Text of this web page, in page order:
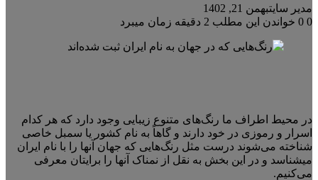
مدیر سایتبهمن 21, 1402
0
خواندن این مطلب 2 دقیقه زمان میبرد
در محیط اطراف ما رنگ‌های متنوع زیبایی وجود دارد که هر کدام
اسرار و رموزی در خود دارند و گاهاً به نام کشور یا سمبل خاصی
شناخته می‌شوند درست مثل رنگ‌هایی که جهان آنها را با نام ایران
میشناسد و در این بخش به نقل از نمناک آنها را برایتان معرفی
می‌کنیم.